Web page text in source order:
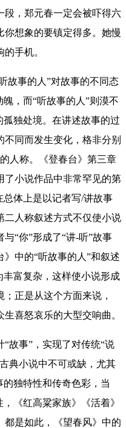
，郑元春一定会被吓得六
想象的要镇定得多。她慢
手机。
事的人”对故事的不同态
，而“听故事的人”则漠不
孤独处境。在讲述故事的过
同而发生变化，格非分别
人称。《登春台》第三章
了小说作品中非常罕见的第
总体上是以记者写/讲故事
二人称叙述方式不仅使小说
“你”形成了“讲-听”故事
中的“听故事的人”和叙述
丰富复杂，这样使小说形成
正是从这个方面来说，
生喜怒哀乐的大型交响曲。
事”，实现了对传统“说
典小说中不可或缺，尤其
的独特性和传奇色彩，当
《红高粱家族》《活着》
都是如此，《望春风》中的